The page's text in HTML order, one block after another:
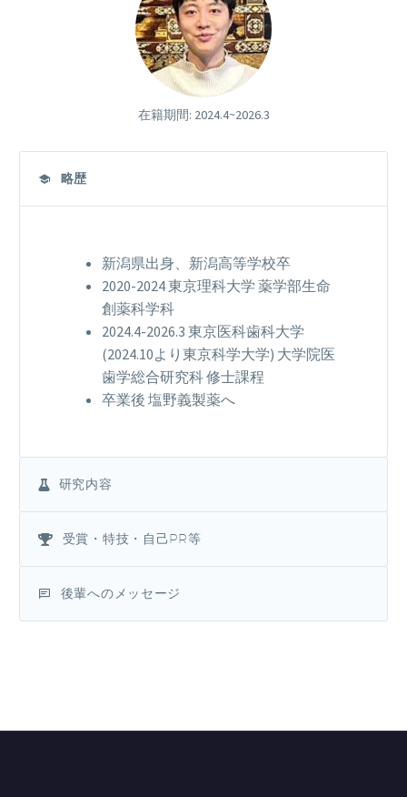
在籍期間: 2024.4~2026.3
略歴
新潟県出身、新潟高等学校卒
2020-2024 東京理科大学 薬学部生命
創薬科学科
2024.4-2026.3 東京医科歯科大学
(2024.10より東京科学大学) 大学院医
歯学総合研究科 修士課程
卒業後 塩野義製薬へ
研究内容
受賞・特技・自己PR等
後輩へのメッセージ